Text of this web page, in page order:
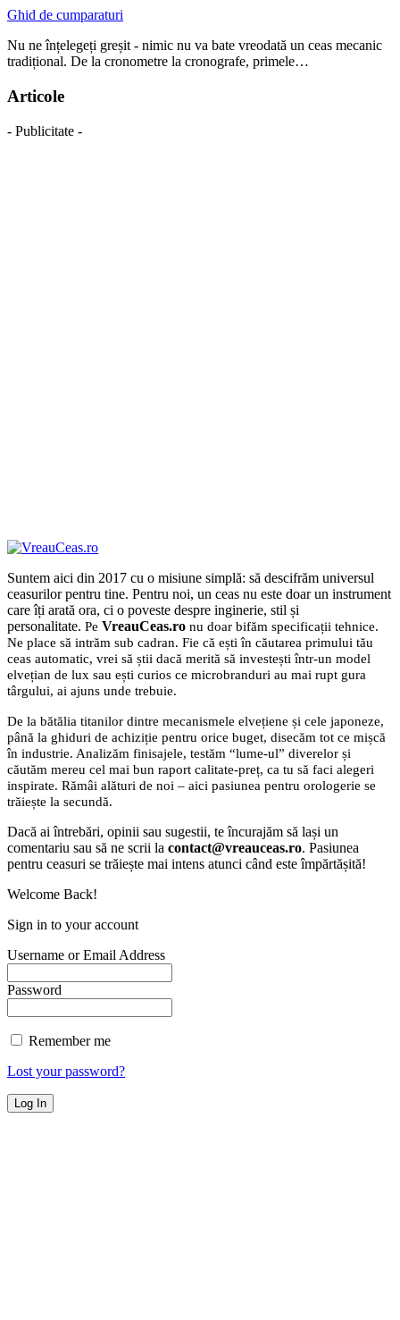
Ghid de cumparaturi
Nu ne înțelegeți greșit - nimic nu va bate vreodată un ceas mecanic
tradițional. De la cronometre la cronografe, primele…
Articole
- Publicitate -
Suntem aici din 2017 cu o misiune simplă: să descifrăm universul
ceasurilor pentru tine. Pentru noi, un ceas nu este doar un instrument
care îți arată ora, ci o poveste despre inginerie, stil și
personalitate. Pe VreauCeas.ro nu doar bifăm specificații tehnice.
Ne place să intrăm sub cadran. Fie că ești în căutarea primului tău
ceas automatic, vrei să știi dacă merită să investești într-un model
elvețian de lux sau ești curios ce microbranduri au mai rupt gura
târgului, ai ajuns unde trebuie.
De la bătălia titanilor dintre mecanismele elvețiene și cele japoneze,
până la ghiduri de achiziție pentru orice buget, disecăm tot ce mișcă
în industrie. Analizăm finisajele, testăm “lume-ul” diverelor și
căutăm mereu cel mai bun raport calitate-preț, ca tu să faci alegeri
inspirate. Rămâi alături de noi – aici pasiunea pentru orologerie se
trăiește la secundă.
Dacă ai întrebări, opinii sau sugestii, te încurajăm să lași un
comentariu sau să ne scrii la contact@vreauceas.ro. Pasiunea
pentru ceasuri se trăiește mai intens atunci când este împărtășită!
Welcome Back!
Sign in to your account
Username or Email Address
Password
Remember me
Lost your password?